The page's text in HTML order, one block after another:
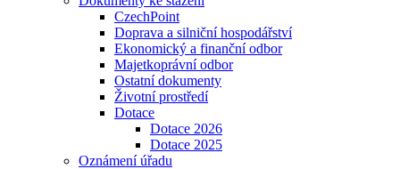
CzechPoint
Doprava a silniční hospodářství
Ekonomický a finanční odbor
Majetkoprávní odbor
Ostatní dokumenty
Životní prostředí
Dotace
Dotace 2026
Dotace 2025
Oznámení úřadu